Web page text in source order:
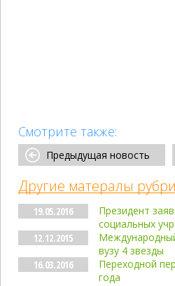
Смотрите также:
Предыдущая новость
Другие матералы
19.05.2016
Президент
социальных
12.12.2015
вузу 4 звезды
16.03.2016
Переходной
года